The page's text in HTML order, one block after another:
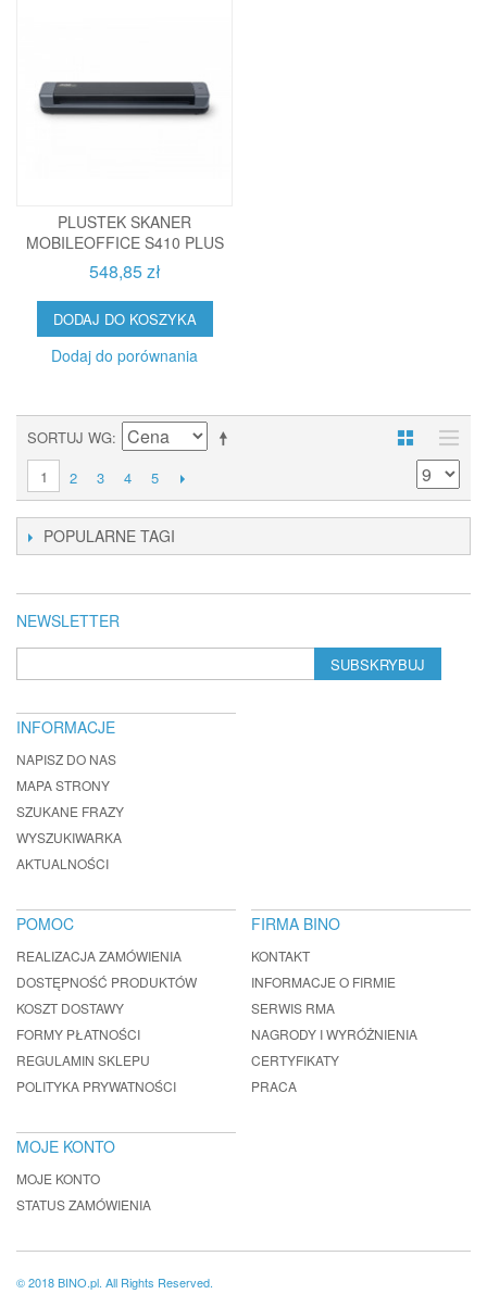
PLUSTEK SKANER
MOBILEOFFICE S410 PLUS
548,85 zł
DODAJ DO KOSZYKA
Dodaj do porównania
SORTUJ WG
1
2 3 4 5
POPULARNE TAGI
NEWSLETTER
SUBSKRYBUJ
INFORMACJE
NAPISZ DO NAS
MAPA STRONY
SZUKANE FRAZY
WYSZUKIWARKA
AKTUALNOŚCI
POMOC
REALIZACJA ZAMÓWIENIA
DOSTĘPNOŚĆ PRODUKTÓW
KOSZT DOSTAWY
FORMY PŁATNOŚCI
REGULAMIN SKLEPU
POLITYKA PRYWATNOŚCI
FIRMA BINO
KONTAKT
INFORMACJE O FIRMIE
SERWIS RMA
NAGRODY I WYRÓŻNIENIA
CERTYFIKATY
PRACA
MOJE KONTO
MOJE KONTO
STATUS ZAMÓWIENIA
© 2018 BINO.pl. All Rights Reserved.